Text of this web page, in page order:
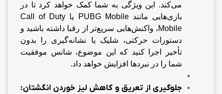
می‌کند. این ویژگی به شما کمک خواهد کرد تا در
بازی‌هایی مانند PUBG Mobile یا Call of Duty
Mobile، واکنش‌هایی سریع‌تر از رقبا داشته باشید و
دستورات حرکتی، شلیک یا نشانه‌گیری را بدون
تأخیر اجرا کنید که این موضوع، شانس موفقیت
شما را در نبردها افزایش خواهد داد.
جلوگیری از تعریق و کاهش لیز خوردن انگشتان: